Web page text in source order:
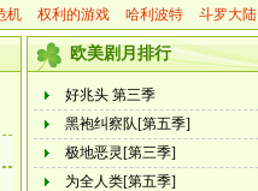
机 权利的游戏 哈利波特 斗罗大陆
欧美剧月排行
好兆头 第三季
黑袍纠察队[第五季]
极地恶灵[第三季]
为全人类[第五季]